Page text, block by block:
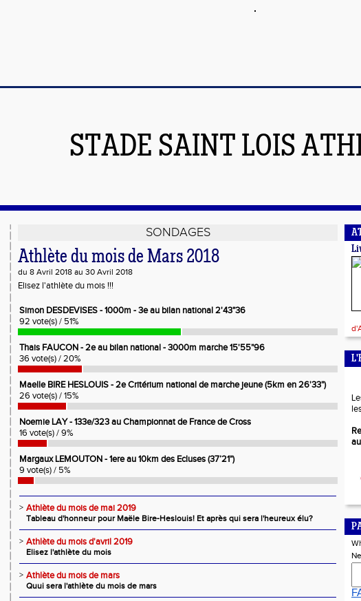
STADE SAINT LOIS
SONDAGES
Athlète du mois de Mars 2018
du 8 Avril 2018 au 30 Avril 2018
Elisez l'athlète du mois !!!
Simon DESDEVISES - 1000m - 3e au bilan national 2'43"36
92 vote(s) / 51%
Thais FAUCON - 2e au bilan national - 3000m marche 15'55"96
36 vote(s) / 20%
Maelle BIRE HESLOUIS - 2e Critérium national de marche jeune (5km en 26'33")
26 vote(s) / 15%
Noemie LAY - 133e/323 au Championnat de France de Cross
16 vote(s) / 9%
Margaux LEMOUTON - 1ere au 10km des Ecluses (37’21")
9 vote(s) / 5%
> Athlète du mois de mai 2019
Tableau d'honneur pour Maële Bire-Heslouis! Et après qui sera l'heureux élu?
> Athlète du mois d'avril 2019
Elisez l'athlète du mois
> Athlète du mois de mars
Quui sera l'athlète du mois de mars